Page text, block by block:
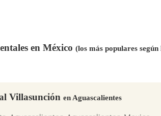
en México (los más populares
Villasunción en Aguascalientes